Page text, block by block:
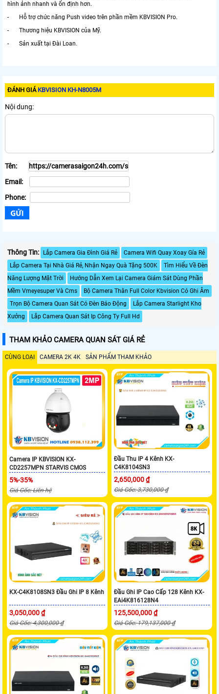
hình ảnh nhanh và ổn định hơn.
- Hỗ trợ chức năng Push video trên phần mềm KBVISION Pro.
- Thương hiệu KBVISION của Mỹ.
- Sản xuất tại Đài Loan.
ĐÁNH GIÁ KBVISION KH-N8005M
Nội dung:
Tên:
Email:
Phone:
Thông Tin: Lắp Camera Gia Đình Giá Rẻ
Camera Wifi Quay Xoay Gía Rẻ
Lắp Camera Tại Nhà Giá Rẻ, Nhận Ngay Quà Tặng 500K
Tìm Hiểu Về Đèn
Năng Lượng Mặt Trời
Hướng Dẫn Xem Lại Camera Giám Sát Dùng Phần
Mềm Vmeyesuper Và Cms
Bộ Camera Thân Full Color Kbvision Có Ghi Âm
Trọn Bộ Camera Quan Sát Có Đèn Báo Động
Lắp Camera Starlight Kho
Xưởng
Lắp Camera Quan Sát Ip Công Ty Full Hd
THAM KHẢO CAMERA QUAN SÁT GIÁ RẺ
CÙNG LOẠI CAMERA 2K 4K SẢN PHẨM THAM KHẢO
Camera IP KBVISION KX-
CD2257MPN STARVIS CMOS
5%-35%
Giá Gốc: Liên hệ
Đầu Thu IP 4 Kênh KX-
C4K8104SN3
2,650,000 ₫
Giá Gốc: 3,730,000 ₫
KX-C4K8108SN3 Đầu Ghi IP 8 Kênh
3,050,000 ₫
Giá Gốc: 4,300,000 ₫
Đầu Ghi IP Cao Cấp 128 Kênh KX-
EAi4K816128N4
125,500,000 ₫
Giá Gốc: 179,137,000 ₫